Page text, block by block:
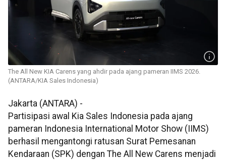
The All New KIA Carens yang ahdir pada ajang pameran IIMS 2026.
(ANTARA/KIA Sales Indonesia)
Jakarta (ANTARA) -
Partisipasi awal Kia Sales Indonesia pada ajang
pameran Indonesia International Motor Show (IIMS)
berhasil mengantongi ratusan Surat Pemesanan
Kendaraan (SPK) dengan The All New Carens menjadi